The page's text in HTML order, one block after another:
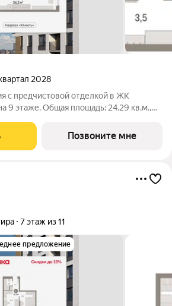
2028
с предчистовой отделкой в ЖК
9 этаже. Общая площадь: 24.29 кв.м.,
планировки: вид во двор,
№ квартиры в
Позвоните мне
7 этаж из 11
предложение